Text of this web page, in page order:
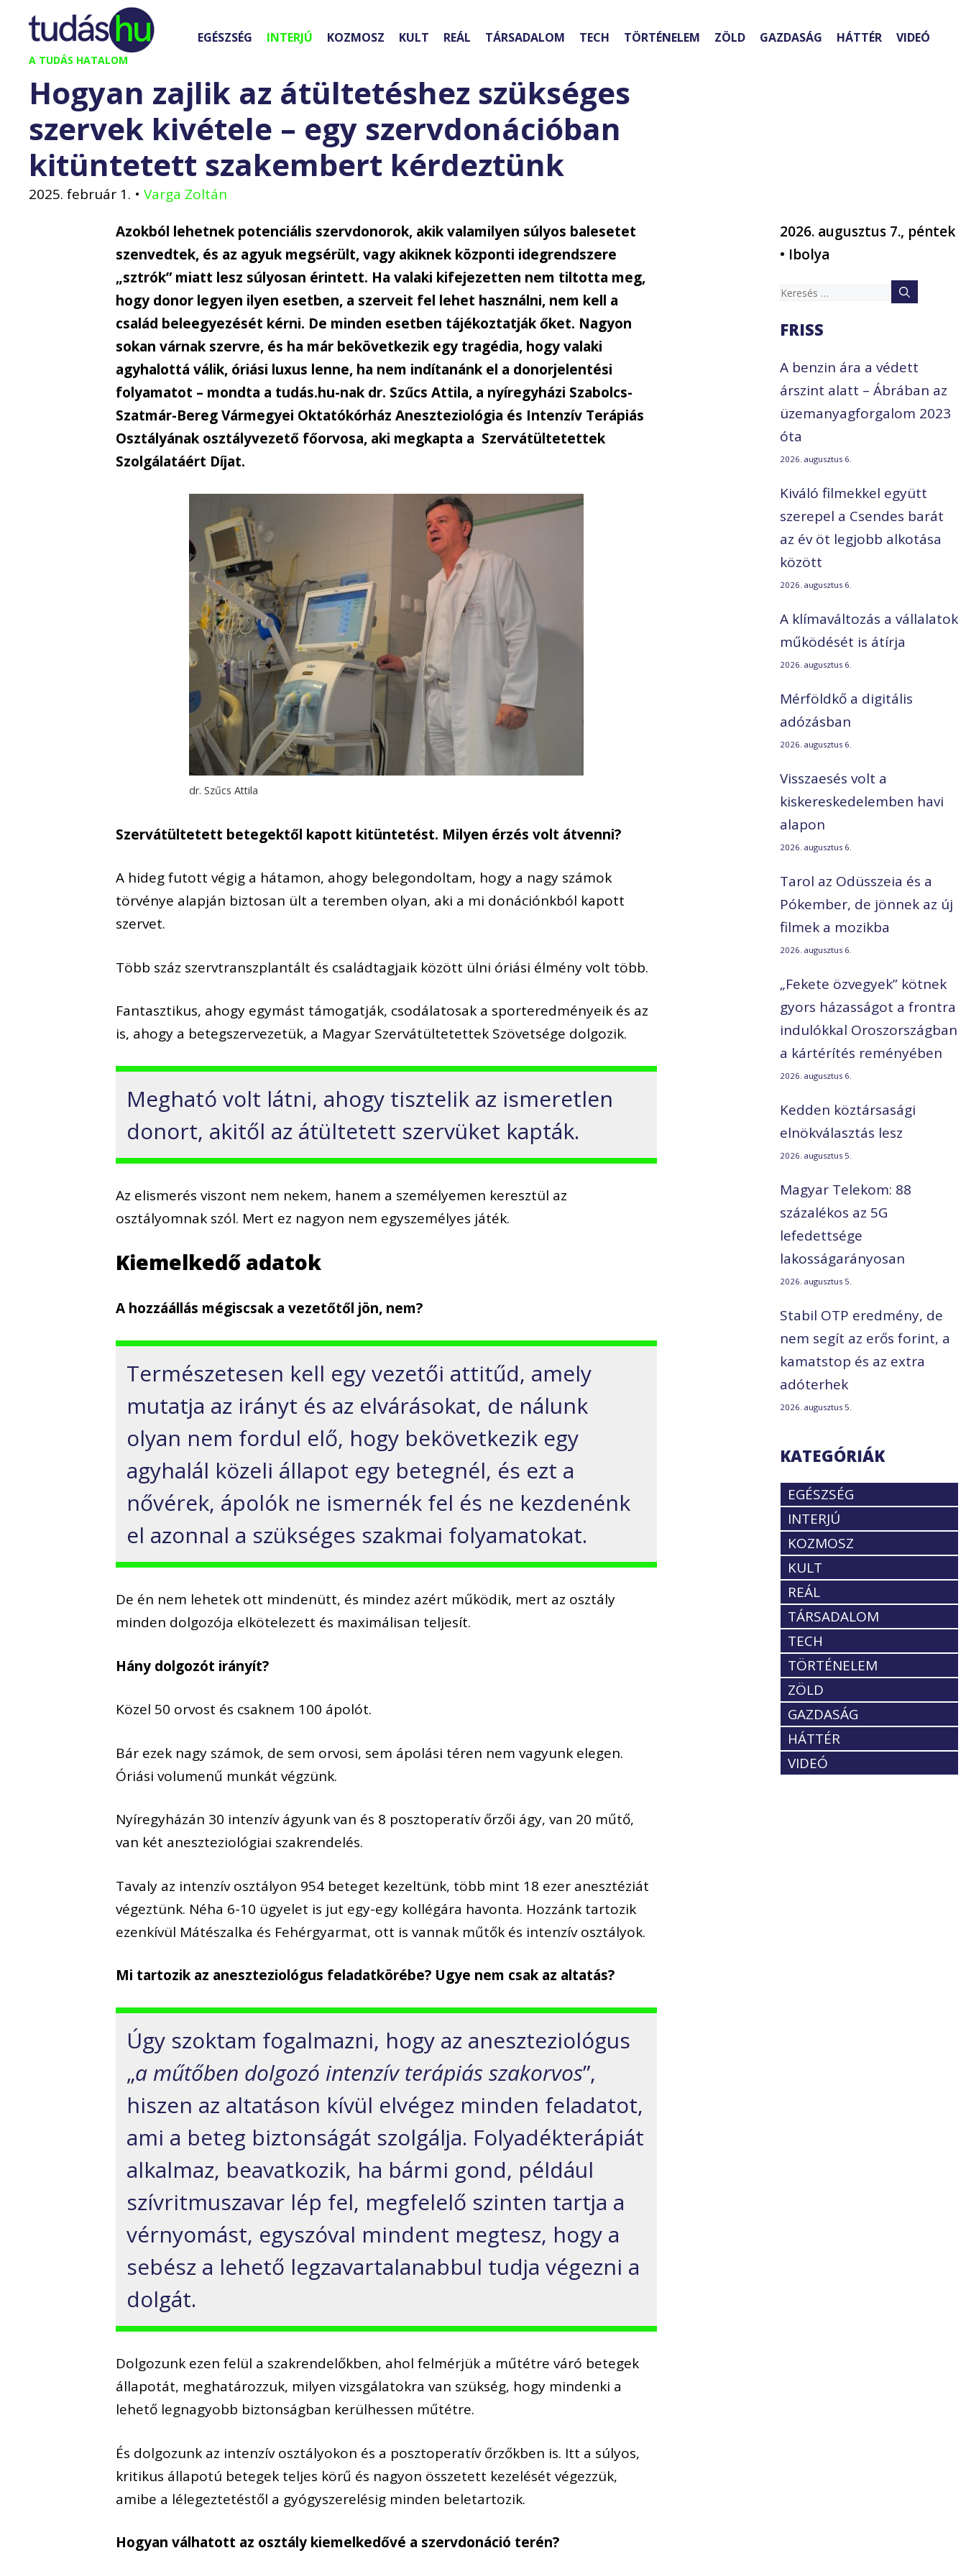
Kilépés
tartalomba
A TUDÁS HATALOM
EGÉSZSÉG INTERJÚ KOZMOSZ KULT REÁL TÁRSADALOM TECH TÖRTÉNELEM ZÖLD GAZDASÁG HÁTTÉR VIDEÓ
Hogyan zajlik az átültetéshez szükséges
szervek kivétele – egy szervdonációban
kitüntetett szakembert kérdeztünk
2025. február 1. • Varga Zoltán
Azokból lehetnek potenciális szervdonorok, akik valamilyen súlyos balesetet
szenvedtek, és az agyuk megsérült, vagy akiknek központi idegrendszere
„sztrók” miatt lesz súlyosan érintett. Ha valaki kifejezetten nem tiltotta meg,
hogy donor legyen ilyen esetben, a szerveit fel lehet használni, nem kell a
család beleegyezését kérni. De minden esetben tájékoztatják őket. Nagyon
sokan várnak szervre, és ha már bekövetkezik egy tragédia, hogy valaki
agyhalottá válik, óriási luxus lenne, ha nem indítanánk el a donorjelentési
folyamatot – mondta a tudás.hu-nak dr. Szűcs Attila, a nyíregyházi Szabolcs-
Szatmár-Bereg Vármegyei Oktatókórház Aneszteziológia és Intenzív Terápiás
Osztályának osztályvezető főorvosa, aki megkapta a Szervátültetettek
Szolgálatáért Díjat.
dr. Szűcs Attila
Szervátültetett betegektől kapott kitüntetést. Milyen érzés volt átvenni?
A hideg futott végig a hátamon, ahogy belegondoltam, hogy a nagy számok
törvénye alapján biztosan ült a teremben olyan, aki a mi donációnkból kapott
szervet.
Több száz szervtranszplantált és családtagjaik között ülni óriási élmény volt több.
Fantasztikus, ahogy egymást támogatják, csodálatosak a sporteredményeik és az
is, ahogy a betegszervezetük, a Magyar Szervátültetettek Szövetsége dolgozik.
Megható volt látni, ahogy tisztelik az ismeretlen
donort, akitől az átültetett szervüket kapták.
Az elismerés viszont nem nekem, hanem a személyemen keresztül az
osztályomnak szól. Mert ez nagyon nem egyszemélyes játék.
Kiemelkedő adatok
A hozzáállás mégiscsak a vezetőtől jön, nem?
Természetesen kell egy vezetői attitűd, amely
mutatja az irányt és az elvárásokat, de nálunk
olyan nem fordul elő, hogy bekövetkezik egy
agyhalál közeli állapot egy betegnél, és ezt a
nővérek, ápolók ne ismernék fel és ne kezdenénk
el azonnal a szükséges szakmai folyamatokat.
De én nem lehetek ott mindenütt, és mindez azért működik, mert az osztály
minden dolgozója elkötelezett és maximálisan teljesít.
Hány dolgozót irányít?
Közel 50 orvost és csaknem 100 ápolót.
Bár ezek nagy számok, de sem orvosi, sem ápolási téren nem vagyunk elegen.
Óriási volumenű munkát végzünk.
Nyíregyházán 30 intenzív ágyunk van és 8 posztoperatív őrzői ágy, van 20 műtő,
van két aneszteziológiai szakrendelés.
Tavaly az intenzív osztályon 954 beteget kezeltünk, több mint 18 ezer anesztéziát
végeztünk. Néha 6-10 ügyelet is jut egy-egy kollégára havonta. Hozzánk tartozik
ezenkívül Mátészalka és Fehérgyarmat, ott is vannak műtők és intenzív osztályok.
Mi tartozik az aneszteziológus feladatkörébe? Ugye nem csak az altatás?
Úgy szoktam fogalmazni, hogy az aneszteziológus
„a műtőben dolgozó intenzív terápiás szakorvos”,
hiszen az altatáson kívül elvégez minden feladatot,
ami a beteg biztonságát szolgálja. Folyadékterápiát
alkalmaz, beavatkozik, ha bármi gond, például
szívritmuszavar lép fel, megfelelő szinten tartja a
vérnyomást, egyszóval mindent megtesz, hogy a
sebész a lehető legzavartalanabbul tudja végezni a
dolgát.
Dolgozunk ezen felül a szakrendelőkben, ahol felmérjük a műtétre váró betegek
állapotát, meghatározzuk, milyen vizsgálatokra van szükség, hogy mindenki a
lehető legnagyobb biztonságban kerülhessen műtétre.
És dolgozunk az intenzív osztályokon és a posztoperatív őrzőkben is. Itt a súlyos,
kritikus állapotú betegek teljes körű és nagyon összetett kezelését végezzük,
amibe a lélegeztetéstől a gyógyszerelésig minden beletartozik.
Hogyan válhatott az osztály kiemelkedővé a szervdonáció terén?
2026. augusztus 7., péntek
• Ibolya
Keresés:
FRISS
A benzin ára a védett
árszint alatt – Ábrában az
üzemanyagforgalom 2023
óta
2026. augusztus 6.
Kiváló filmekkel együtt
szerepel a Csendes barát
az év öt legjobb alkotása
között
2026. augusztus 6.
A klímaváltozás a vállalatok
működését is átírja
2026. augusztus 6.
Mérföldkő a digitális
adózásban
2026. augusztus 6.
Visszaesés volt a
kiskereskedelemben havi
alapon
2026. augusztus 6.
Tarol az Odüsszeia és a
Pókember, de jönnek az új
filmek a mozikba
2026. augusztus 6.
„Fekete özvegyek” kötnek
gyors házasságot a frontra
indulókkal Oroszországban
a kártérítés reményében
2026. augusztus 6.
Kedden köztársasági
elnökválasztás lesz
2026. augusztus 5.
Magyar Telekom: 88
százalékos az 5G
lefedettsége
lakosságarányosan
2026. augusztus 5.
Stabil OTP eredmény, de
nem segít az erős forint, a
kamatstop és az extra
adóterhek
2026. augusztus 5.
KATEGÓRIÁK
EGÉSZSÉG
INTERJÚ
KOZMOSZ
KULT
REÁL
TÁRSADALOM
TECH
TÖRTÉNELEM
ZÖLD
GAZDASÁG
HÁTTÉR
VIDEÓ